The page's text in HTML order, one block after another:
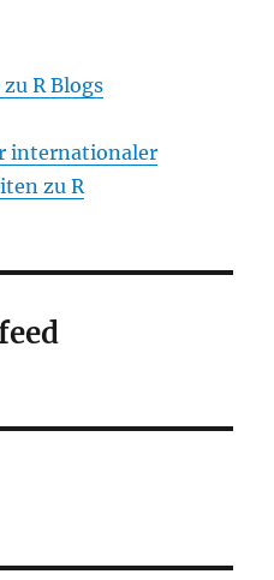
R Blogs
internationaler
zu R